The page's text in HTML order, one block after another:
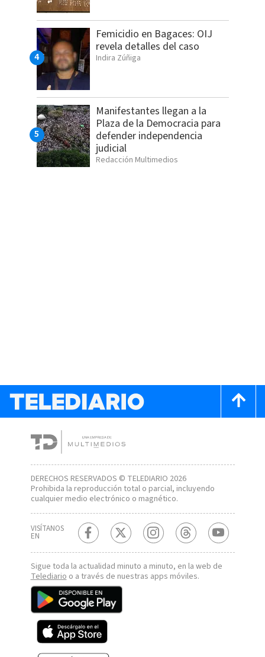
Femicidio en Bagaces: OIJ
revela detalles del caso
Indira Zúñiga
Manifestantes llegan a la
Plaza de la Democracia para
defender independencia
judicial
Redacción Multimedios
DERECHOS RESERVADOS © TELEDIARIO 2026
Prohibida la reproducción total o parcial, incluyendo
cualquier medio electrónico o magnético.
VISÍTANOS
EN
Sigue toda la actualidad minuto a minuto, en la web de
Telediario o a través de nuestras apps móviles.